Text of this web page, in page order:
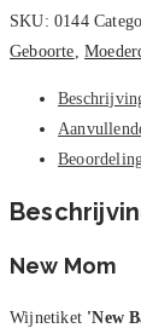
SKU: 0144
Geboorte,
New Mom
Wijnetiket 'New